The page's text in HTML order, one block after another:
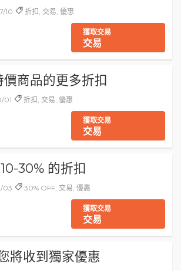
10 折扣, 交易, 優惠
獲取交易
交易
價商品的更多折扣
01 折扣, 交易, 優惠
獲取交易
交易
30% 的折扣
03 30% OFF, 交易, 優惠
獲取交易
交易
將收到獨家優惠